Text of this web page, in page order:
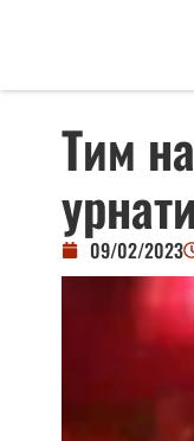
Тим
09/02/2023